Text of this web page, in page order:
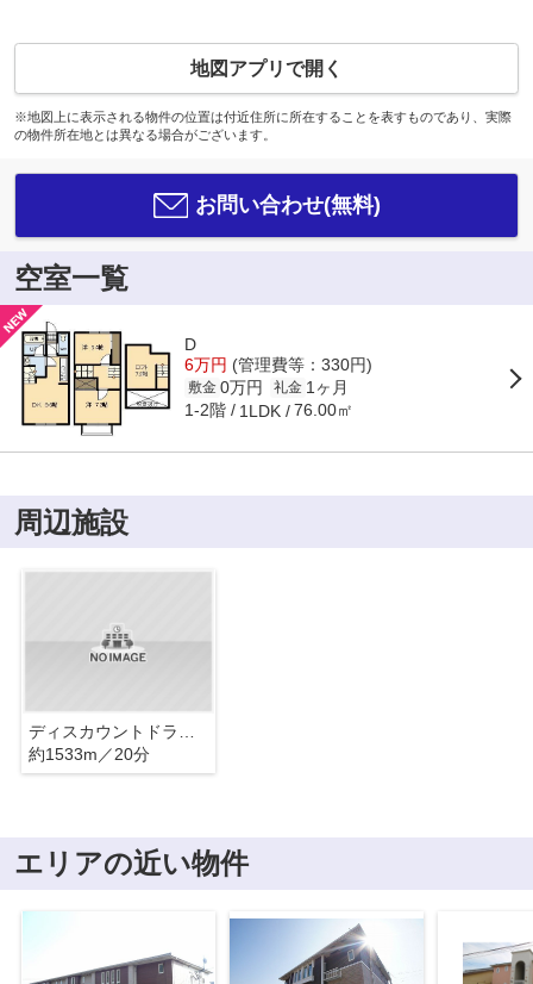
地図アプリで開く
※地図上に表示される物件の位置は付近住所に所在することを表すものであり、実際
の物件所在地とは異なる場合がございます。
お問い合わせ(無料)
空室一覧
D
6万円 (管理費等：330円)
敷金 0万円 礼金 1ヶ月
1-2階 1LDK 76.00㎡
周辺施設
約1533m／20分
エリアの近い物件